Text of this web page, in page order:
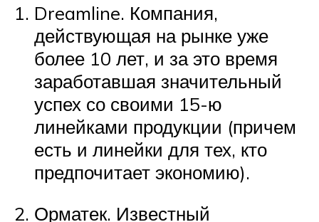
Dreamline. Компания,
действующая на рынке уже
более 10 лет, и за это время
заработавшая значительный
успех со своими 15-ю
линейками продукции (причем
есть и линейки для тех, кто
предпочитает экономию).
Орматек. Известный